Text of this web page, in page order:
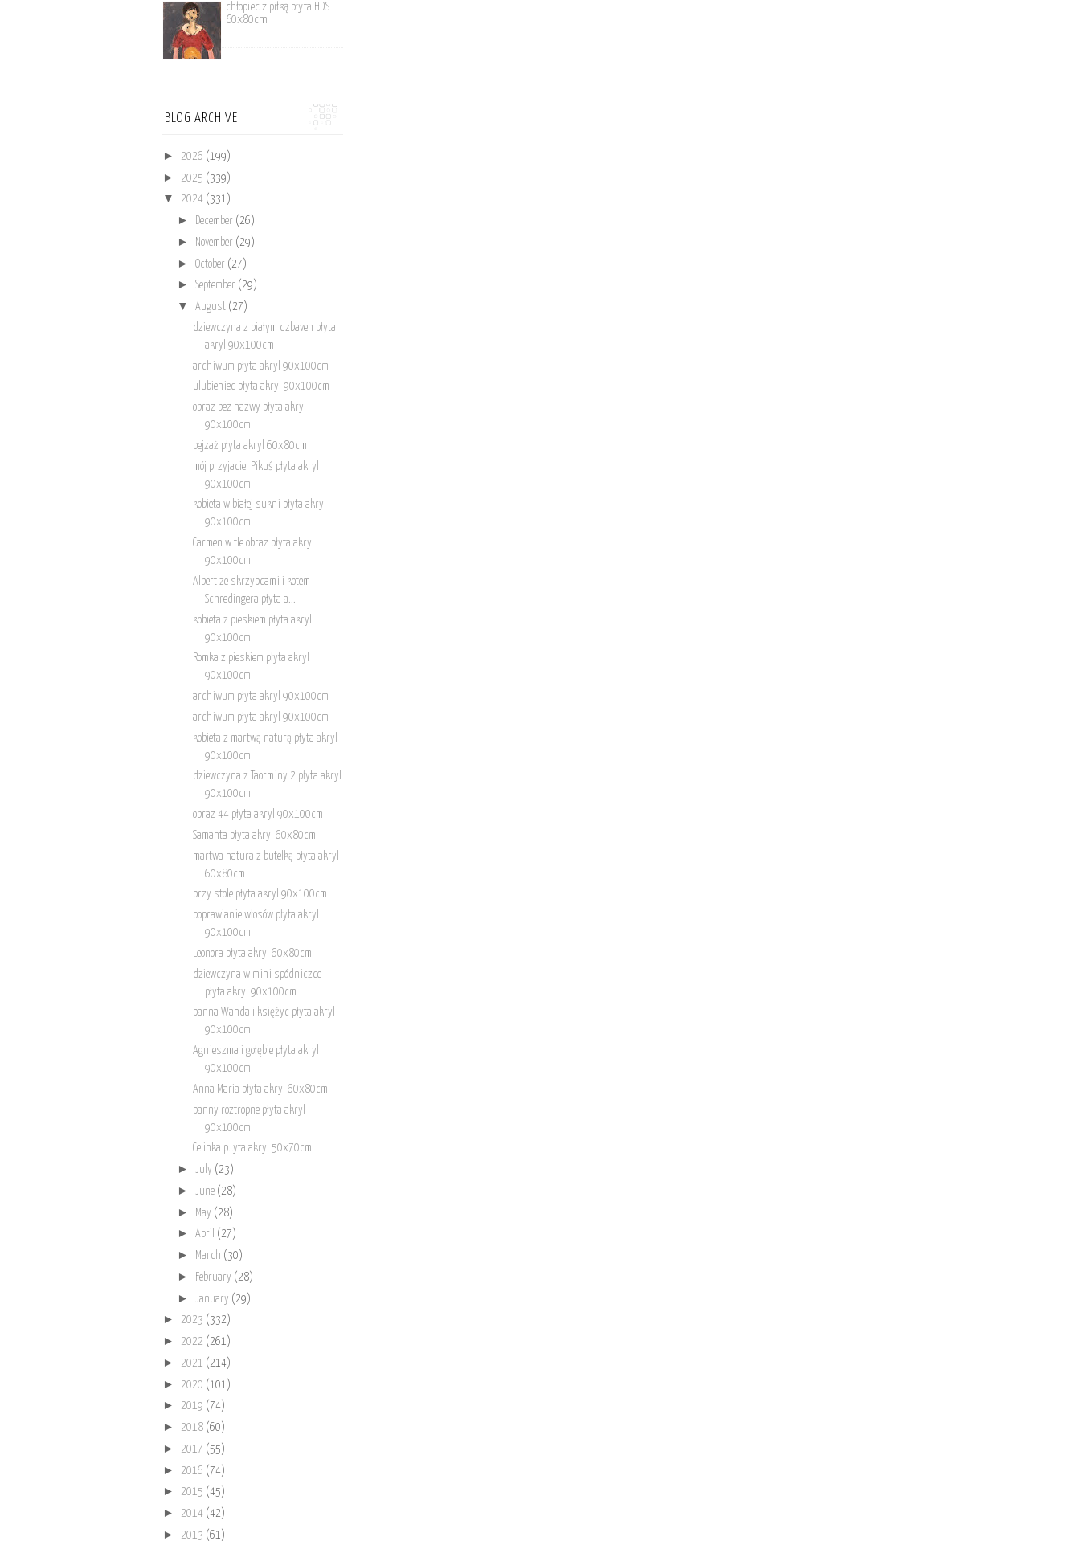
chłopiec z piłką płyta HDS
60x80cm
BLOG ARCHIVE
► 2026 (199)
► 2025 (339)
▼ 2024 (331)
► December (26)
► November (29)
► October (27)
► September (29)
▼ August (27)
dziewczyna z białym dzbaven płyta
akryl 90x100cm
archiwum płyta akryl 90x100cm
ulubieniec płyta akryl 90x100cm
obraz bez nazwy płyta akryl
90x100cm
pejzaż płyta akryl 60x80cm
mój przyjaciel Pikuś płyta akryl
90x100cm
kobieta w białej sukni płyta akryl
90x100cm
Carmen w tle obraz płyta akryl
90x100cm
Albert ze skrzypcami i kotem
Schredingera płyta a...
kobieta z pieskiem płyta akryl
90x100cm
Romka z pieskiem płyta akryl
90x100cm
archiwum płyta akryl 90x100cm
archiwum płyta akryl 90x100cm
kobieta z martwą naturą płyta akryl
90x100cm
dziewczyna z Taorminy 2 płyta akryl
90x100cm
obraz 44 płyta akryl 90x100cm
Samanta płyta akryl 60x80cm
martwa natura z butelką płyta akryl
60x80cm
przy stole płyta akryl 90x100cm
poprawianie włosów płyta akryl
90x100cm
Leonora płyta akryl 60x80cm
dziewczyna w mini spódniczce
płyta akryl 90x100cm
panna Wanda i księżyc płyta akryl
90x100cm
Agnieszma i gołębie płyta akryl
90x100cm
Anna Maria płyta akryl 60x80cm
panny roztropne płyta akryl
90x100cm
Celinka p…yta akryl 50x70cm
► July (23)
► June (28)
► May (28)
► April (27)
► March (30)
► February (28)
► January (29)
► 2023 (332)
► 2022 (261)
► 2021 (214)
► 2020 (101)
► 2019 (74)
► 2018 (60)
► 2017 (55)
► 2016 (74)
► 2015 (45)
► 2014 (42)
► 2013 (61)